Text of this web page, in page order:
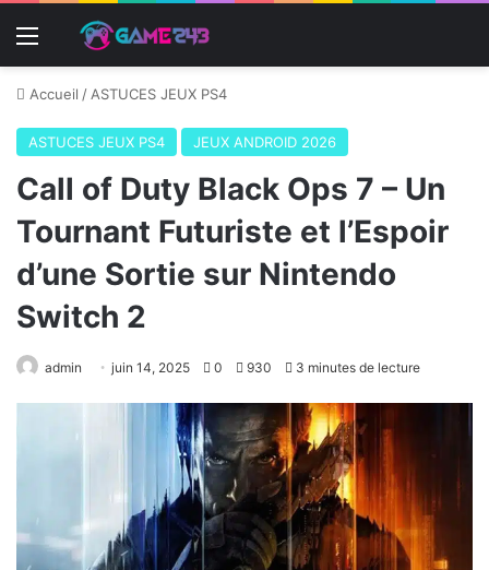
Menu
Accueil / ASTUCES JEUX PS4
ASTUCES JEUX PS4 JEUX ANDROID 2026
Call of Duty Black Ops 7 – Un
Tournant Futuriste et l’Espoir
d’une Sortie sur Nintendo
Switch 2
admin juin 14, 2025 0 930 3 minutes de lecture